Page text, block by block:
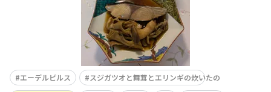
エーデルピルス
スジガツオと舞茸とエリンギの炊いたの